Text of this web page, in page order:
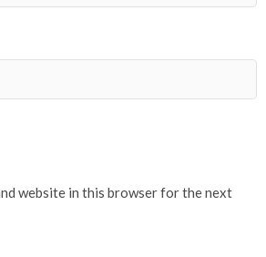
website in this browser for the next